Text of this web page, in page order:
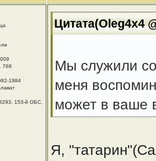
768
1984
153-й ОБС,
Цитата(Oleg4x4
Мы служили
меня
может в ваше
Я,